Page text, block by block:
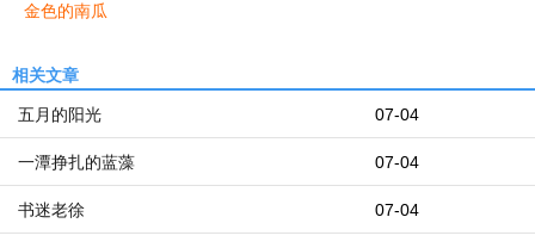
金色的南瓜
相关文章
07-04
五月的阳光
07-04
一潭挣扎的蓝藻
07-04
书迷老徐